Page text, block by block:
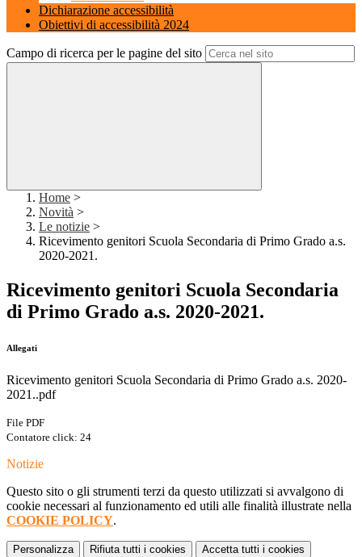
Dichiarazione accessibilità
Obiettivi di accessibilità 2024
Campo di ricerca per le pagine del sito
Home >
Novità >
Le notizie >
Ricevimento genitori Scuola Secondaria di Primo Grado a.s.
2020-2021.
Ricevimento genitori Scuola Secondaria
di Primo Grado a.s. 2020-2021.
Allegati
Ricevimento genitori Scuola Secondaria di Primo Grado a.s. 2020-
2021..pdf
File PDF
Contatore click: 24
Notizie
Questo sito o gli strumenti terzi da questo utilizzati si avvalgono di
cookie necessari al funzionamento ed utili alle finalità illustrate nella
COOKIE POLICY.
Personalizza Rifiuta tutti i cookies Accetta tutti i cookies